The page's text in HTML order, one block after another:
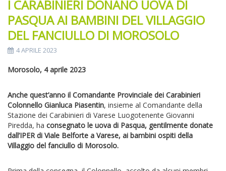
I CARABINIERI DONANO UOVA DI
PASQUA AI BAMBINI DEL VILLAGGIO
DEL FANCIULLO DI MOROSOLO
4 APRILE 2023
Morosolo, 4 aprile 2023
Anche quest’anno il Comandante Provinciale dei Carabinieri
Colonnello Gianluca Piasentin, insieme al Comandante della
Stazione dei Carabinieri di Varese Luogotenente Giovanni
Piredda, ha consegnato le uova di Pasqua, gentilmente donate
dall’IPER di Viale Belforte a Varese, ai bambini ospiti della
Villaggio del fanciullo di Morosolo.